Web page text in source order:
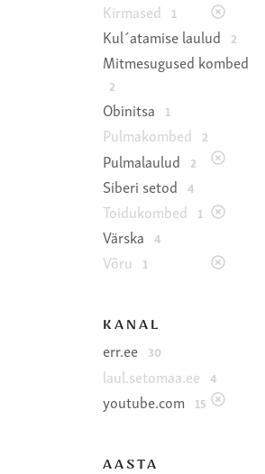
Kirmased 1
Kul´atamise laulud 2
Mitmesugused kombed
2
Obinitsa 1
Pulmakombed 2
Pulmalaulud 2
Siberi setod 4
Toidukombed 1
Värska 4
Võru 1
KANAL
err.ee 30
laul.setomaa.ee 4
youtube.com 15
AASTA